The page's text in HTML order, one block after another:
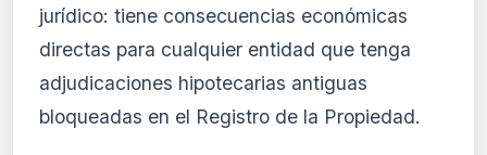
jurídico: tiene consecuencias económicas
directas para cualquier entidad que tenga
adjudicaciones hipotecarias antiguas
bloqueadas en el Registro de la Propiedad.